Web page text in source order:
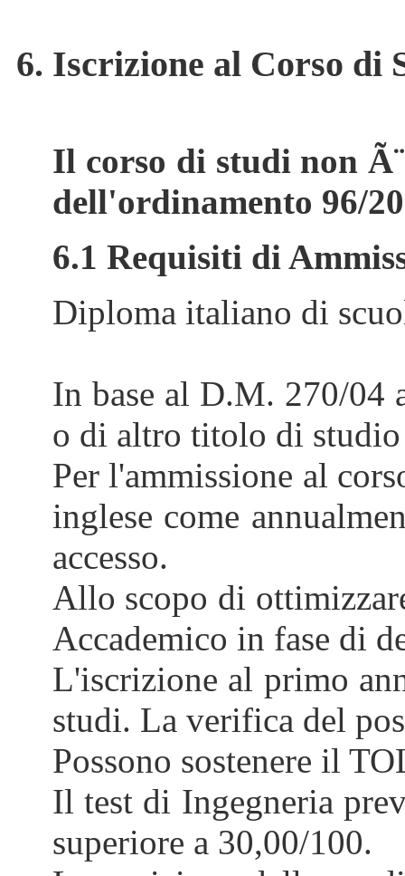
6. Iscrizione al Corso di
Il corso di studi non
dell'ordinamento 96/
6.1 Requisiti di
Diploma italiano di
In base al D.M. 270/04
o di altro titolo di
Per l'ammissione al
inglese come
accesso.
Allo scopo di
Accademico in fase di
L'iscrizione al primo
studi. La verifica del
Possono sostenere il
Il test di Ingegneria
superiore a 30,00/100.